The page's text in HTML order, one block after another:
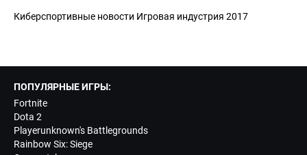
Киберспортивные новости Игровая индустрия 2017
ПОПУЛЯРНЫЕ ИГРЫ:
Fortnite
Dota 2
Playerunknown's Battlegrounds
Rainbow Six: Siege